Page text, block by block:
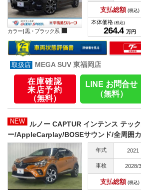
カラー |黒・ブラック系
支払総額 (税込)
本体価格 (税込)
264.4 万円
MEGA SUV 東福岡店
在庫確認
来店予約
（無料）
LINE お問合せ
（無料）
NEW
ルノー CAPTUR インテンス テッ
ー/AppleCarplay/BOSEサウンド/全周囲
年式 2021
車検 2028/3
支払総額 (税込)